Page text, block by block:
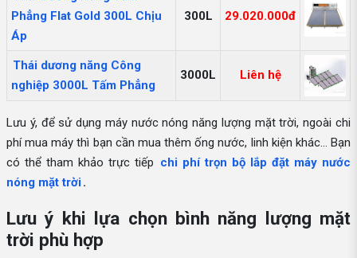
Phẳng Flat Gold 300L Chịu
Áp
300L 29.020.000đ
Thái dương năng Công
nghiệp 3000L Tấm Phẳng
3000L Liên hệ
Lưu ý, để sử dụng máy nước nóng năng lượng mặt trời, ngoài chi
phí mua máy thì bạn cần mua thêm ống nước, linh kiện khác... Bạn
có thể tham khảo trực tiếp chi phí trọn bộ lắp đặt máy nước
nóng mặt trời.
Lưu ý khi lựa chọn bình năng lượng mặt
trời phù hợp